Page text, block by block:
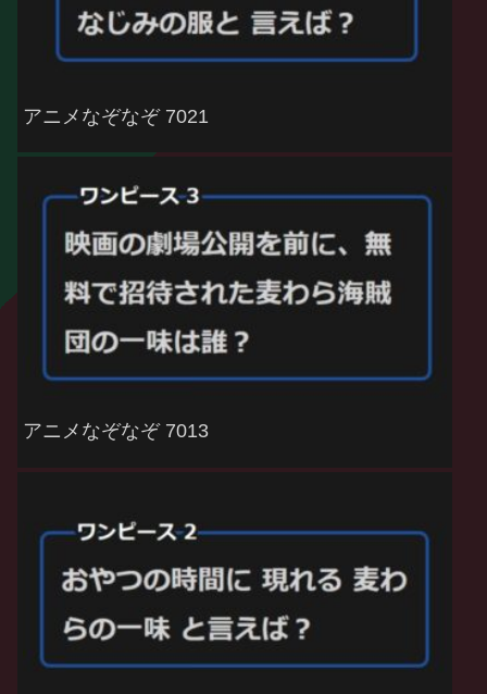
アニメなぞなぞ 7021
アニメなぞなぞ 7013